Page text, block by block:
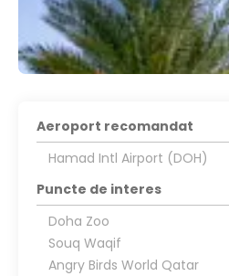
Aeroport recomandat
Hamad Intl Airport (DOH)
Puncte de interes
Doha Zoo
Souq Waqif
Angry Birds World Qatar